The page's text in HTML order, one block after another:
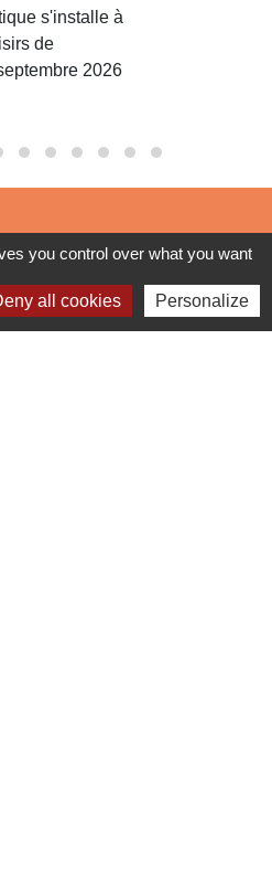
s'installe à
de
2026
de Port
- FRANCE
you control over what you want
all cookies Personalize